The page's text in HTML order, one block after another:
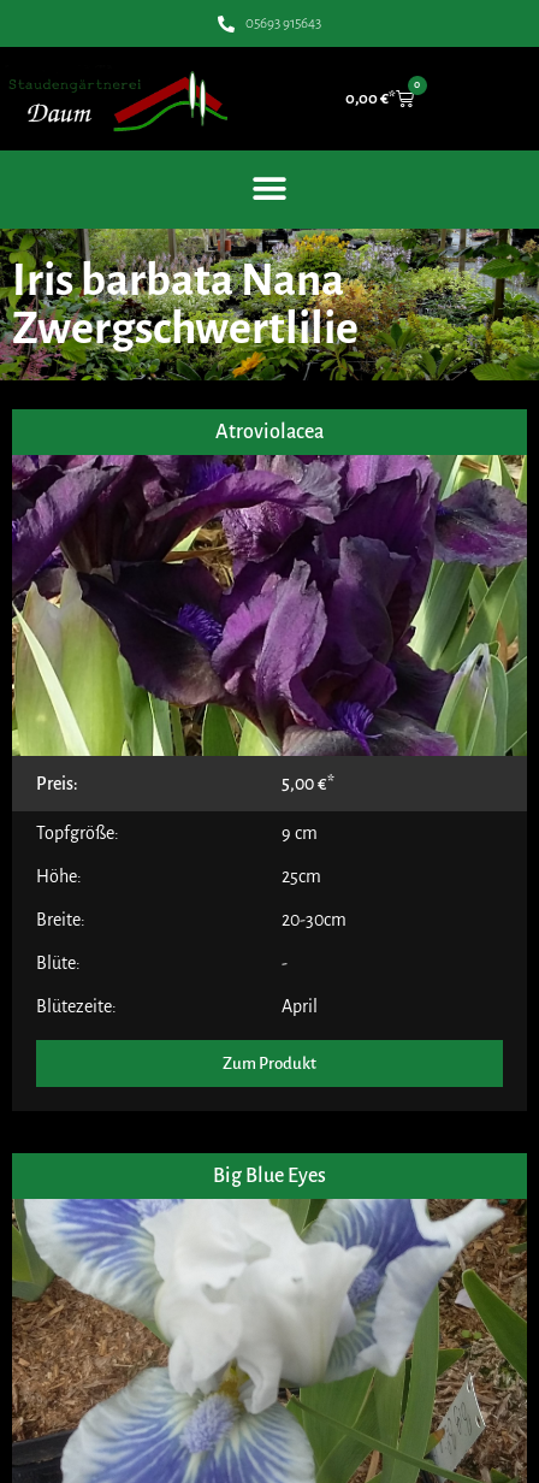
05693 915643
0,00€
0
Iris barbata Nana
Zwergschwertlilie
Atroviolacea
Preis: 5,00€
Topfgröße: 9 cm
Höhe: 25cm
Breite: 20-30cm
Blüte: -
Blütezeite: April
Zum Produkt
Big Blue Eyes